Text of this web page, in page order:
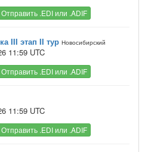
Отправить .EDI или .ADIF
III этап II тур Новосибирский
11:59 UTC
Отправить .EDI или .ADIF
11:59 UTC
Отправить .EDI или .ADIF